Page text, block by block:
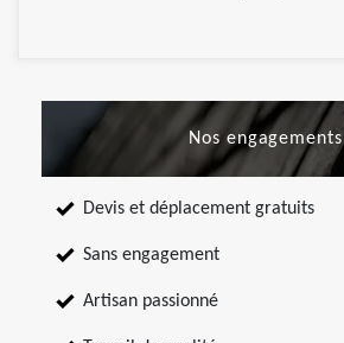
Nos engagements
Devis et déplacement gratuits
Sans engagement
Artisan passionné